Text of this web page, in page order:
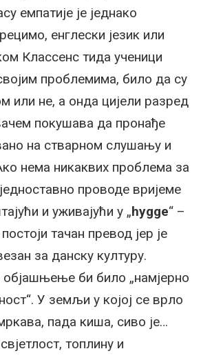
емпатије је једнако
енглески језик или
Классенс тида ученици
проблемима, било да су
или не, а онда цијели разред
покушава да пронађе
на стварном слушању и
нема никаквих проблема за
проводе вријеме
и уживајући у „hygge“ –
тачан превод јер је
за данску културу.
објашњење би било „намјерно
У земљи у којој се врло
пада киша, сиво је…
топлину и